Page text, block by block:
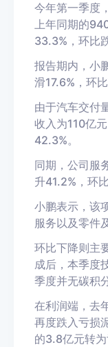
今年第一季度
上年同期的
33.3%，环比
报告期内，小
滑17.6%，环
由于汽车交付
收入为110亿
42.3%。
同期，公司服
升41.2%，环
小鹏表示，该
服务以及零件
环比下降则主
成后，本季度
季度并无碳积
在利润端，去
再度跌入亏损
的3.8亿元转